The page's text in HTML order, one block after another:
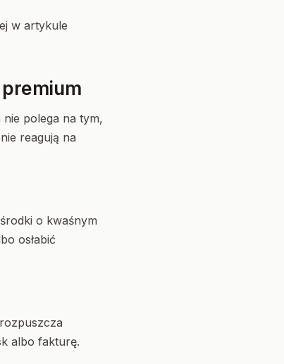
w artykule
polega na tym,
reagują na
o kwaśnym
osłabić
albo fakturę.